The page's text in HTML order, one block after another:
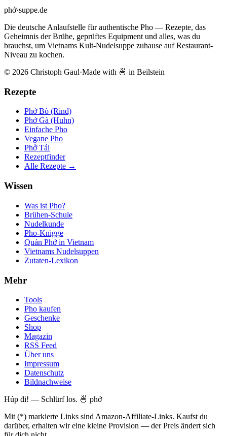
phở·suppe.de
Die deutsche Anlaufstelle für authentische Pho — Rezepte, das
Geheimnis der Brühe, geprüftes Equipment und alles, was du
brauchst, um Vietnams Kult-Nudelsuppe zuhause auf Restaurant-
Niveau zu kochen.
© 2026 Christoph Gaul·Made with 🍜 in Beilstein
Rezepte
Phở Bò (Rind)
Phở Gà (Huhn)
Einfache Pho
Vegane Pho
Phở Tái
Rezeptfinder
Alle Rezepte →
Wissen
Was ist Pho?
Brühen-Schule
Nudelkunde
Pho-Knigge
Quán Phở in Vietnam
Vietnams Nudelsuppen
Zutaten-Lexikon
Mehr
Tools
Pho kaufen
Geschenke
Shop
Magazin
RSS Feed
Über uns
Impressum
Datenschutz
Bildnachweise
Húp đi! — Schlürf los. 🍜 phở
Mit (*) markierte Links sind Amazon-Affiliate-Links. Kaufst du
darüber, erhalten wir eine kleine Provision — der Preis ändert sich